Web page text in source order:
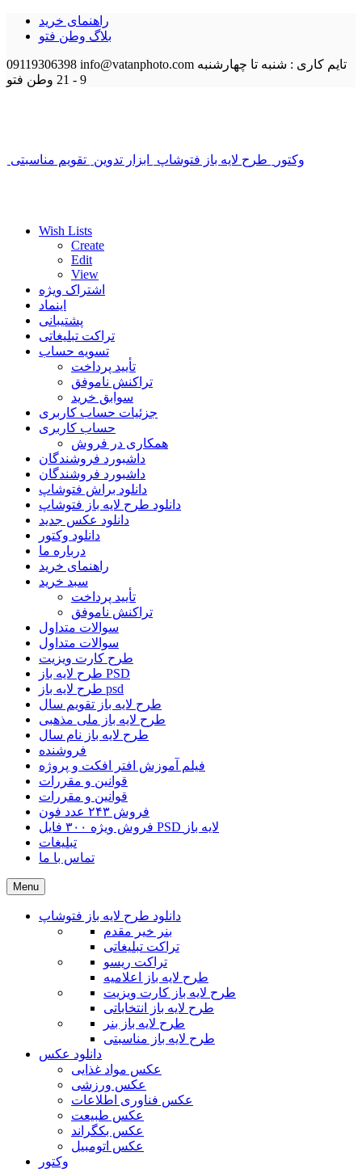
راهنمای خرید
بلاگ وطن فتو
09119306398 info@vatanphoto.com تایم کاری : شنبه تا چهارشنبه
9 - 21
وطن فتو
وکتور طرح لایه باز فتوشاپ ابزار تدوین تقویم مناسبتی
Wish Lists
Create
Edit
View
اشتراک ویژه
اینماد
پشتیبانی
تراکت تبلیغاتی
تسویه حساب
تأیید پرداخت
تراکنش ناموفق
سوابق خرید
جزئیات حساب کاربری
حساب کاربری
همکاری در فروش
داشبورد فروشندگان
داشبورد فروشندگان
دانلود براش فتوشاپ
دانلود طرح لایه باز فتوشاپ
دانلود عکس جدید
دانلود وکتور
درباره ما
راهنمای خرید
سبد خرید
تأیید پرداخت
تراکنش ناموفق
سوالات متداول
سوالات متداول
طرح کارت ویزیت
طرح لایه باز PSD
طرح لایه باز psd
طرح لایه باز تقویم سال
طرح لایه باز ملی مذهبی
طرح لایه باز نام سال
فروشنده
فیلم آموزش افتر افکت و پروژه
قوانین و مقررات
قوانین و مقررات
فروش ۲۴۳ عدد فون
فروش ویژه ۳۰۰ فایل PSD لایه باز
تبلیغات
تماس با ما
Menu
دانلود طرح لایه باز فتوشاپ
بنر خیر مقدم
تراکت تبلیغاتی
تراکت ریسو
طرح لایه باز اعلامیه
طرح لایه باز کارت ویزیت
طرح لایه باز انتخاباتی
طرح لایه باز بنر
طرح لایه باز مناسبتی
دانلود عکس
عکس مواد غذایی
عکس ورزشی
عکس فناوری اطلاعات
عکس طبیعت
عکس بکگراند
عکس اتومبیل
وکتور